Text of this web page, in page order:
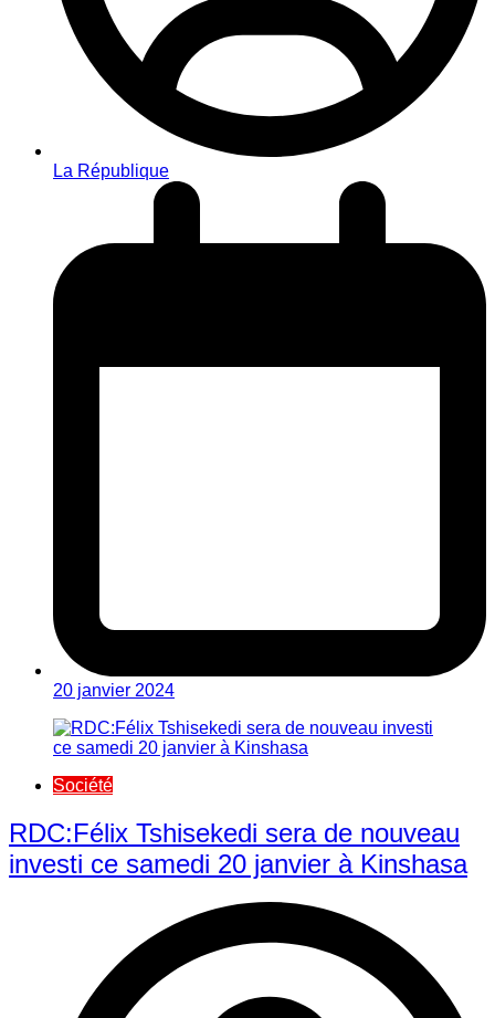
La République
20 janvier 2024
Société
RDC:Félix Tshisekedi sera de nouveau
investi ce samedi 20 janvier à Kinshasa